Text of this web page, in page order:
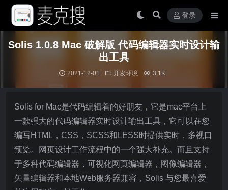
登录
Solis 1.0.8 Mac 破解版 代码编辑器实时设计输
出工具
2021-12-01 开发环境 3.1K
Solis for Mac是代码编辑着的好朋友，它是mac平台上
一款强大的代码编辑器实时设计输出工具，它可以在您
编写HTML，CSS，SCSS和LESS时提供实时，多视口
预览。网页设计工作流程中的一个强大补充。而且支持
于多种代码编辑器，可视化网页编辑器，图像编辑器，
矢量编辑器和本地Web服务器兼容，Solis 与您最喜爱